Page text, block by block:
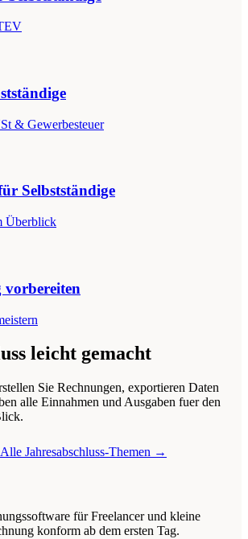
& Gewerbesteuer
Selbstständige
Überblick
leicht gemacht
Sie Rechnungen, exportieren Daten
alle Einnahmen und Ausgaben fuer den
Alle Jahresabschluss-Themen →
für Freelancer und kleine
konform ab dem ersten Tag.